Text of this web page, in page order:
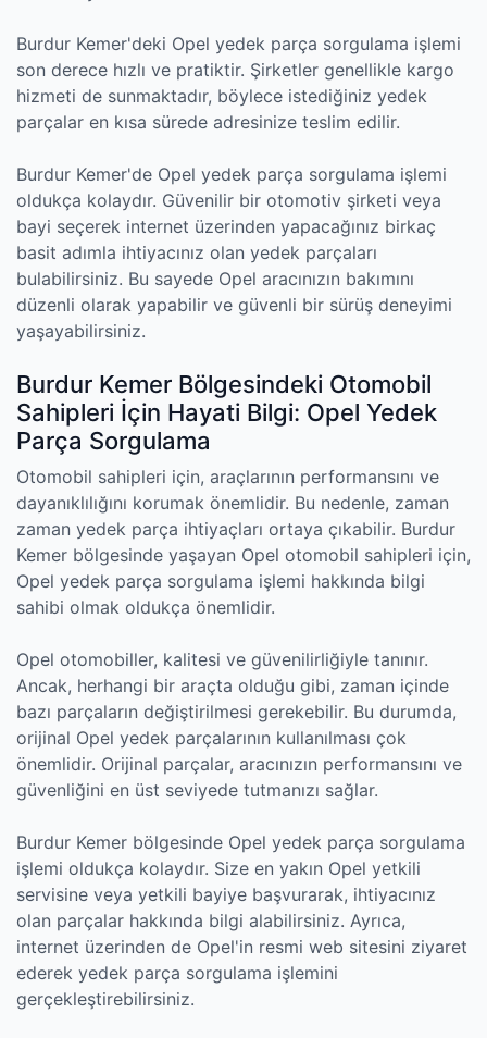
Burdur Kemer'deki Opel yedek parça sorgulama işlemi
son derece hızlı ve pratiktir. Şirketler genellikle kargo
hizmeti de sunmaktadır, böylece istediğiniz yedek
parçalar en kısa sürede adresinize teslim edilir.
Burdur Kemer'de Opel yedek parça sorgulama işlemi
oldukça kolaydır. Güvenilir bir otomotiv şirketi veya
bayi seçerek internet üzerinden yapacağınız birkaç
basit adımla ihtiyacınız olan yedek parçaları
bulabilirsiniz. Bu sayede Opel aracınızın bakımını
düzenli olarak yapabilir ve güvenli bir sürüş deneyimi
yaşayabilirsiniz.
Burdur Kemer Bölgesindeki Otomobil
Sahipleri İçin Hayati Bilgi: Opel Yedek
Parça Sorgulama
Otomobil sahipleri için, araçlarının performansını ve
dayanıklılığını korumak önemlidir. Bu nedenle, zaman
zaman yedek parça ihtiyaçları ortaya çıkabilir. Burdur
Kemer bölgesinde yaşayan Opel otomobil sahipleri için,
Opel yedek parça sorgulama işlemi hakkında bilgi
sahibi olmak oldukça önemlidir.
Opel otomobiller, kalitesi ve güvenilirliğiyle tanınır.
Ancak, herhangi bir araçta olduğu gibi, zaman içinde
bazı parçaların değiştirilmesi gerekebilir. Bu durumda,
orijinal Opel yedek parçalarının kullanılması çok
önemlidir. Orijinal parçalar, aracınızın performansını ve
güvenliğini en üst seviyede tutmanızı sağlar.
Burdur Kemer bölgesinde Opel yedek parça sorgulama
işlemi oldukça kolaydır. Size en yakın Opel yetkili
servisine veya yetkili bayiye başvurarak, ihtiyacınız
olan parçalar hakkında bilgi alabilirsiniz. Ayrıca,
internet üzerinden de Opel'in resmi web sitesini ziyaret
ederek yedek parça sorgulama işlemini
gerçekleştirebilirsiniz.